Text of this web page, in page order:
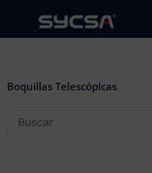
contenido
Boquillas Telescópicas